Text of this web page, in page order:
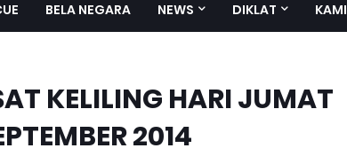
BELA NEGARA NEWS DIKLAT KAMI
KELILING HARI JUMAT
2014